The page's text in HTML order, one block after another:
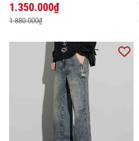
1.350.000₫
1.880.000₫